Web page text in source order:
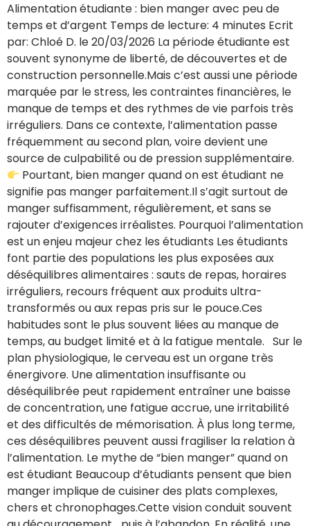
Alimentation étudiante : bien manger avec peu de
temps et d’argent Temps de lecture: 4 minutes Ecrit
par: Chloé D. le 20/03/2026 La période étudiante est
souvent synonyme de liberté, de découvertes et de
construction personnelle.Mais c’est aussi une période
marquée par le stress, les contraintes financières, le
manque de temps et des rythmes de vie parfois très
irréguliers. Dans ce contexte, l’alimentation passe
fréquemment au second plan, voire devient une
source de culpabilité ou de pression supplémentaire.
Pourtant, bien manger quand on est étudiant ne
signifie pas manger parfaitement.Il s’agit surtout de
manger suffisamment, régulièrement, et sans se
rajouter d’exigences irréalistes. Pourquoi l’alimentation
est un enjeu majeur chez les étudiants Les étudiants
font partie des populations les plus exposées aux
déséquilibres alimentaires : sauts de repas, horaires
irréguliers, recours fréquent aux produits ultra-
transformés ou aux repas pris sur le pouce.Ces
habitudes sont le plus souvent liées au manque de
temps, au budget limité et à la fatigue mentale. Sur le
plan physiologique, le cerveau est un organe très
énergivore. Une alimentation insuffisante ou
déséquilibrée peut rapidement entraîner une baisse
de concentration, une fatigue accrue, une irritabilité
et des difficultés de mémorisation. À plus long terme,
ces déséquilibres peuvent aussi fragiliser la relation à
l’alimentation. Le mythe de “bien manger” quand on
est étudiant Beaucoup d’étudiants pensent que bien
manger implique de cuisiner des plats complexes,
chers et chronophages.Cette vision conduit souvent